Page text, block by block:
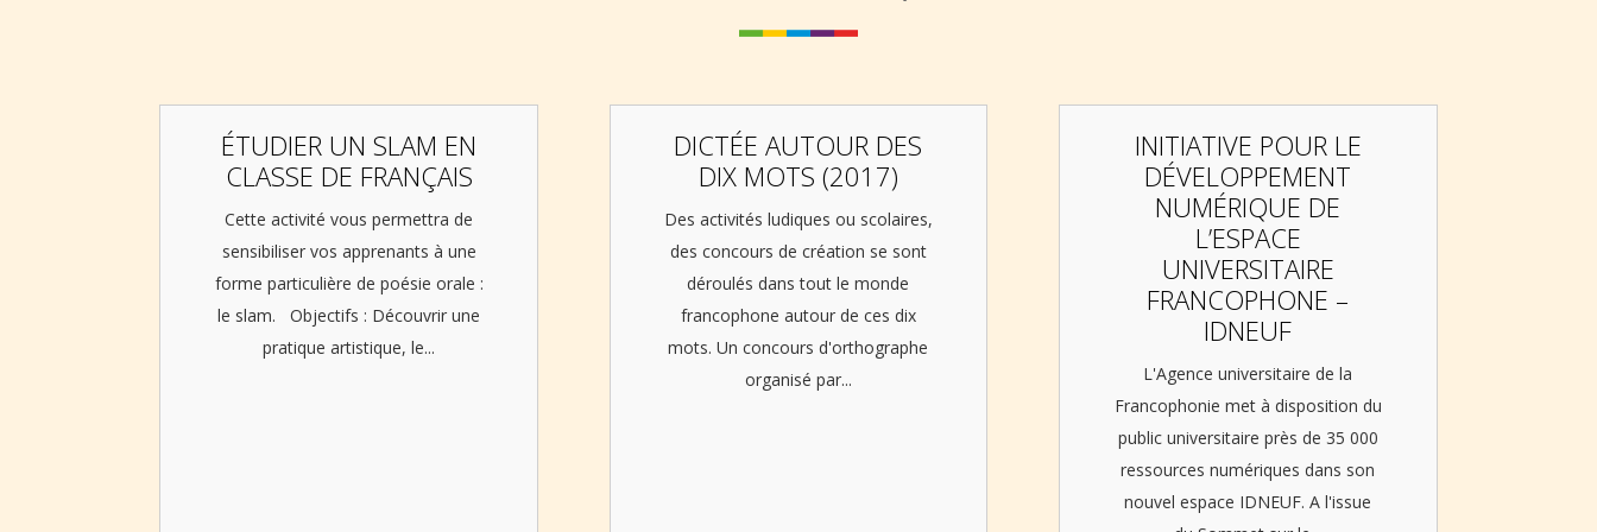
ÉTUDIER UN SLAM EN
CLASSE DE FRANÇAIS
Cette activité vous permettra de
sensibiliser vos apprenants à une
forme particulière de poésie orale :
le slam. Objectifs : Découvrir une
pratique artistique, le...
DICTÉE AUTOUR DES
DIX MOTS (2017)
Des activités ludiques ou scolaires,
des concours de création se sont
déroulés dans tout le monde
francophone autour de ces dix
mots. Un concours d'orthographe
organisé par...
INITIATIVE POUR LE
DÉVELOPPEMENT
NUMÉRIQUE DE
L’ESPACE
UNIVERSITAIRE
FRANCOPHONE –
IDNEUF
L'Agence universitaire de la
Francophonie met à disposition du
public universitaire près de 35 000
ressources numériques dans son
nouvel espace IDNEUF. A l'issue